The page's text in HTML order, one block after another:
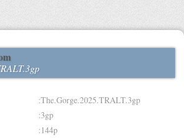
:The.Gorge.2025.TRALT.3gp
:3gp
:144p